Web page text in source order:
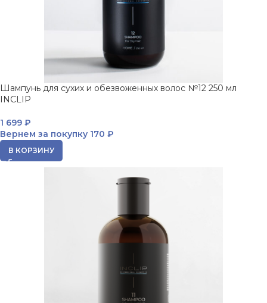
Шампунь для сухих и обезвоженных волос №12 250 мл
INCLIP
1 699 ₽
Вернем за покупку 170 ₽
В КОРЗИНУ